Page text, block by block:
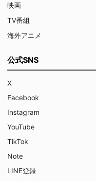
映画
TV番組
海外アニメ
公式SNS
X
Facebook
Instagram
YouTube
TikTok
Note
LINE登録